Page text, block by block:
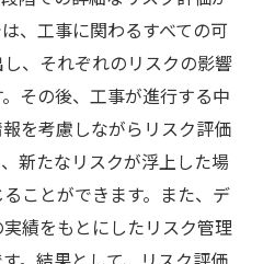
、工事に関わるすべての可
、それぞれのリスクの影響
その後、工事が進行する中
を考慮しながらリスク評価
新たなリスクが浮上した場
ことができます。また、デ
績をもとにしたリスク管理